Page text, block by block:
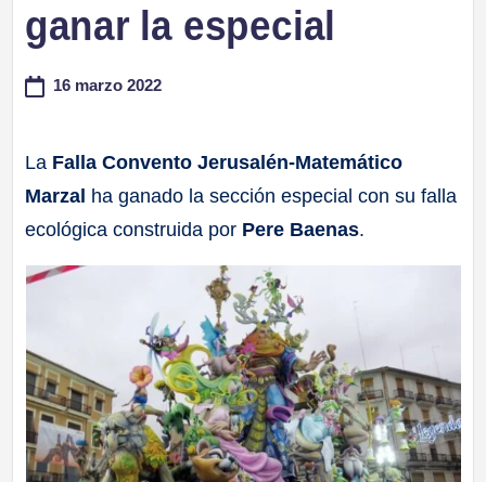
ganar la especial
16 marzo 2022
La Falla Convento Jerusalén-Matemático
Marzal ha ganado la sección especial con su falla
ecológica construida por Pere Baenas.